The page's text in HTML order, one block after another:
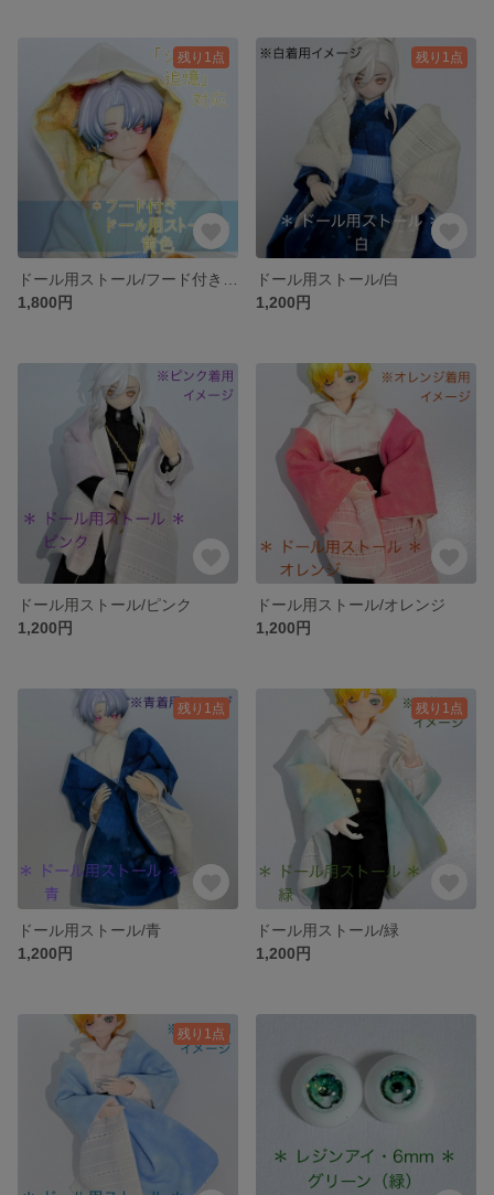
残り1点
1,800円
残り1点
ドール用ストール/白
1,200円
ドール用ストール/ピンク
1,200円
ドール用ストール/オレンジ
1,200円
残り1点
ドール用ストール/青
1,200円
残り1点
ドール用ストール/緑
1,200円
残り1点